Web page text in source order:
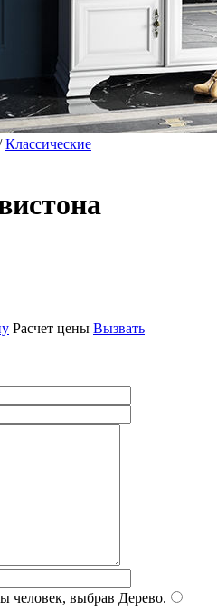
Классические
Расчет цены Вызвать
человек, выбрав Дерево.